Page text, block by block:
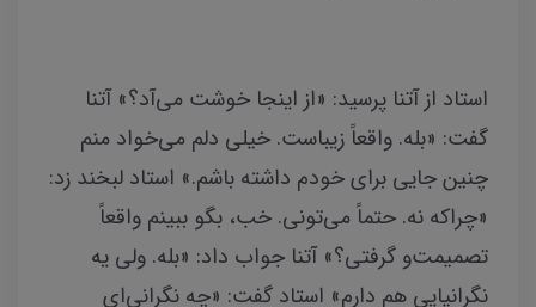
استاد از آتنا پرسید: «از اینجا خوشت می‌آد؟» آتنا
گفت: «بله. واقعاً زیباست. خیلی دلم می‌خواد منم
چنین جایی برای خودم داشته باشم.» استاد لبخند زد:
«چراکه نه. حتماً می‌تونی. خب، بگو ببینم واقعاً
تصمیمت‌و گرفتی؟» آتنا جواب داد: «بله. ولی یه
نگرانیایی هم دارم» استاد گفت: «چه نگرانی‌ای